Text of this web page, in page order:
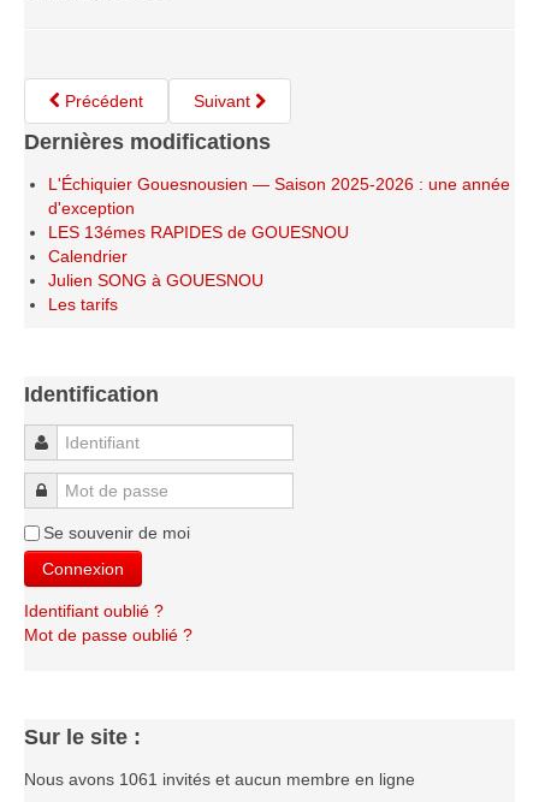
Les palmarès
L'Open de Noël
Les tournois de saison
Le Challenge Blitz
Le Challenge 2014-2015
Le Challenge 2013-2014
Le Challenge 2011-2012
Les tournois internes
Bretagne Jeunes 2012
Les compétitions
Les équipes Adultes
Les équipes Jeunes
Les championnats individuels
Les stages
Les galeries
Précédent Suivant
Dernières modifications
L'Échiquier Gouesnousien — Saison 2025-2026 : une année
d'exception
LES 13émes RAPIDES de GOUESNOU
Calendrier
Julien SONG à GOUESNOU
Les tarifs
Identification
Identifiant
Mot de passe
Se souvenir de moi
Connexion
Identifiant oublié ?
Mot de passe oublié ?
Sur le site :
Nous avons 1061 invités et aucun membre en ligne